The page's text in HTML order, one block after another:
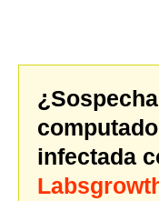
infectada